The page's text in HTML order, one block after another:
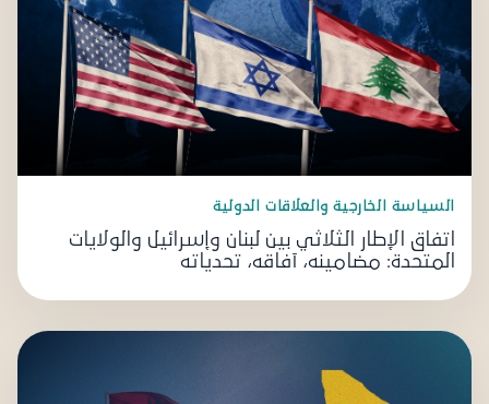
السياسة الخارجية والعلاقات الدولية
اتفاق الإطار الثلاثي بين لبنان وإسرائيل والولايات
المتحدة: مضامينه، آفاقه، تحدياته